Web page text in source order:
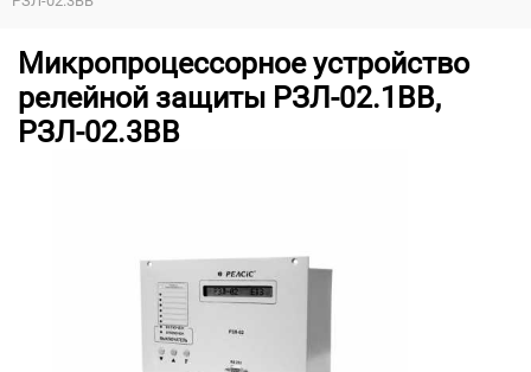
Микропроцессорное устройство
релейной защиты РЗЛ-02.1ВВ,
РЗЛ-02.3ВВ